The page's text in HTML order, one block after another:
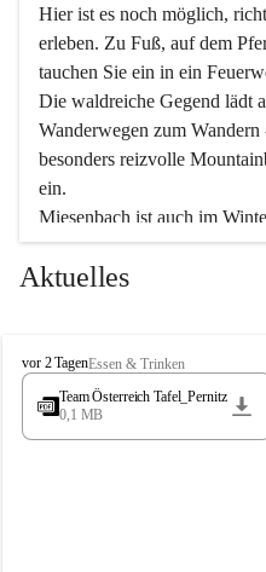
Hier ist es noch möglich,
erleben. Zu Fuß, auf dem
tauchen Sie ein in ein
Die waldreiche Gegend lädt
Wanderwegen zum
besonders reizvolle
ein.
Miesenbach ist auch im
Eisstockschießen gibt es auf
wunderschöne
vielfältige Angebot unserer
Überzeugen Sie sich selbst,
in den
Wir kennen Miesenbach als
Tradition und Innovation
Aktuelles
M
i
s
vor 2 TagenEssen & Trinken
Team Österreich Tafel_Pernitz
0,1 MB